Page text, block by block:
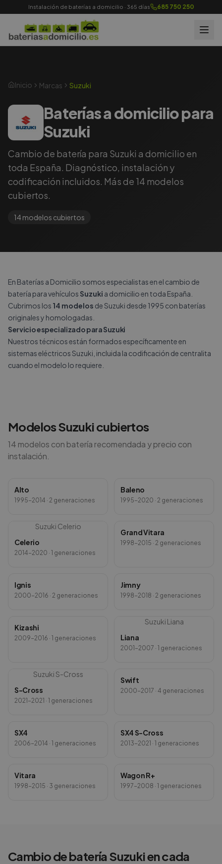
Instalación de baterías a domicilio · 365 días 685 750 250
Inicio Marcas Suzuki
Baterías a domicilio para
Suzuki
Cambio de batería para Suzuki a domicilio en
toda España. Diagnóstico, instalación y
codificación incluidos. Más de 14 modelos
cubiertos.
14 modelos cubiertos
En Baterías a Domicilio somos especialistas en el cambio de
batería para vehículos Suzuki a domicilio en toda España.
Cubrimos los 14 modelos de Suzuki desde 1995 con baterías
originales y homologadas.
Servicio especializado para Suzuki
Nuestros técnicos están formados específicamente en
sistemas eléctricos Suzuki, incluida la codificación de centralita
cuando el modelo lo requiere.
ModelosSuzukicubiertos
14 modelos con batería recomendada y precio con
instalación.
Alto
1995-2014 · 2 generaciones
Baleno
1995-2020 · 2 generaciones
Suzuki Celerio
Celerio
2014-2020 · 1 generaciones
Grand Vitara
1998-2015 · 2 generaciones
Ignis
2000-2016 · 2 generaciones
Jimny
1998-2018 · 2 generaciones
Kizashi
2009-2016 · 1 generaciones
Suzuki Liana
Liana
2001-2007 · 1 generaciones
SuzukiS-Cross
S-Cross
2021-2021 · 1 generaciones
Swift
2000-2017 · 4 generaciones
SX4
2006-2014 · 1 generaciones
SX4 S-Cross
2013-2021 · 1 generaciones
Vitara
1998-2015 · 3 generaciones
Wagon R+
1997-2008 · 1 generaciones
Cambio de bateríaSuzukien cada